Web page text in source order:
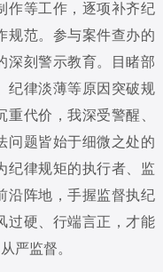
作等工作，逐项补齐纪
规范。参与案件查办的
深刻警示教育。目睹部
纪律淡薄等原因突破规
代价，我深受警醒、
问题皆始于细微之处的
纪律规矩的执行者、监
沿阵地，手握监督执纪
过硬、行端言正，才能
严监督。